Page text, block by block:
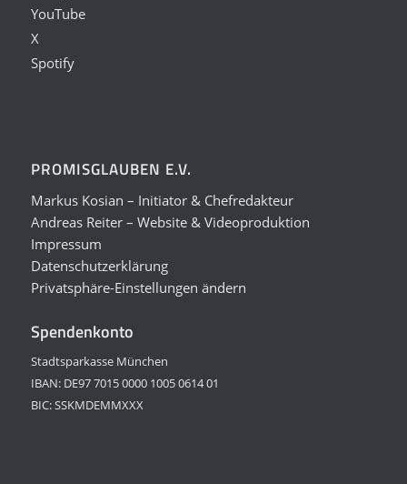
YouTube
X
Spotify
PROMISGLAUBEN E.V.
Markus Kosian – Initiator & Chefredakteur
Andreas Reiter – Website & Videoproduktion
Impressum
Datenschutzerklärung
Privatsphäre-Einstellungen ändern
Spendenkonto
Stadtsparkasse München
IBAN: DE97 7015 0000 1005 0614 01
BIC: SSKMDEMMXXX